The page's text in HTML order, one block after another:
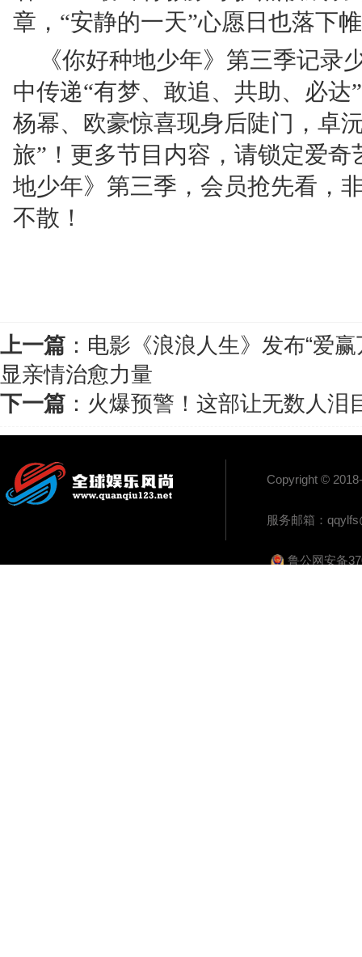
章，“安静的一天”心愿日也落下
《你好种地少年》第三季记录
中传递“有梦、敢追、共助、必
杨幂、欧豪惊喜现身后陡门，卓
旅”！更多节目内容，请锁定爱
地少年》第三季，会员抢先看，
不散！
上一篇 ： 电影《浪浪人生》发布“爱
显亲情治愈力量
下一篇 ： 火爆预警！这部让无数人泪
Copyright ©
服务邮箱：
鲁公网安备